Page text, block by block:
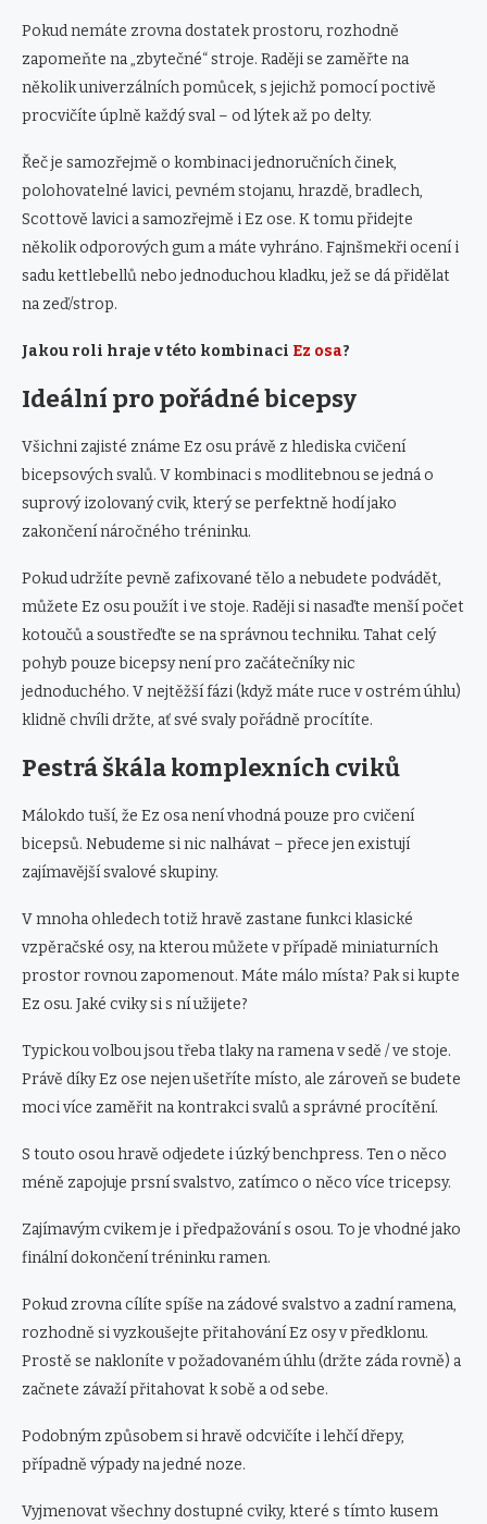
Pokud nemáte zrovna dostatek prostoru, rozhodně
zapomeňte na „zbytečné“ stroje. Raději se zaměřte na
několik univerzálních pomůcek, s jejichž pomocí poctivě
procvičíte úplně každý sval – od lýtek až po delty.
Řeč je samozřejmě o kombinaci jednoručních činek,
polohovatelné lavici, pevném stojanu, hrazdě, bradlech,
Scottově lavici a samozřejmě i Ez ose. K tomu přidejte
několik odporových gum a máte vyhráno. Fajnšmekři ocení i
sadu kettlebellů nebo jednoduchou kladku, jež se dá přidělat
na zeď/strop.
Jakou roli hraje v této kombinaci Ez osa?
Ideální pro pořádné bicepsy
Všichni zajisté známe Ez osu právě z hlediska cvičení
bicepsových svalů. V kombinaci s modlitebnou se jedná o
suprový izolovaný cvik, který se perfektně hodí jako
zakončení náročného tréninku.
Pokud udržíte pevně zafixované tělo a nebudete podvádět,
můžete Ez osu použít i ve stoje. Raději si nasaďte menší počet
kotoučů a soustřeďte se na správnou techniku. Tahat celý
pohyb pouze bicepsy není pro začátečníky nic
jednoduchého. V nejtěžší fázi (když máte ruce v ostrém úhlu)
klidně chvíli držte, ať své svaly pořádně procítíte.
Pestrá škála komplexních cviků
Málokdo tuší, že Ez osa není vhodná pouze pro cvičení
bicepsů. Nebudeme si nic nalhávat – přece jen existují
zajímavější svalové skupiny.
V mnoha ohledech totiž hravě zastane funkci klasické
vzpěračské osy, na kterou můžete v případě miniaturních
prostor rovnou zapomenout. Máte málo místa? Pak si kupte
Ez osu. Jaké cviky si s ní užijete?
Typickou volbou jsou třeba tlaky na ramena v sedě / ve stoje.
Právě díky Ez ose nejen ušetříte místo, ale zároveň se budete
moci více zaměřit na kontrakci svalů a správné procítění.
S touto osou hravě odjedete i úzký benchpress. Ten o něco
méně zapojuje prsní svalstvo, zatímco o něco více tricepsy.
Zajímavým cvikem je i předpažování s osou. To je vhodné jako
finální dokončení tréninku ramen.
Pokud zrovna cílíte spíše na zádové svalstvo a zadní ramena,
rozhodně si vyzkoušejte přitahování Ez osy v předklonu.
Prostě se nakloníte v požadovaném úhlu (držte záda rovně) a
začnete závaží přitahovat k sobě a od sebe.
Podobným způsobem si hravě odcvičíte i lehčí dřepy,
případně výpady na jedné noze.
Vyjmenovat všechny dostupné cviky, které s tímto kusem